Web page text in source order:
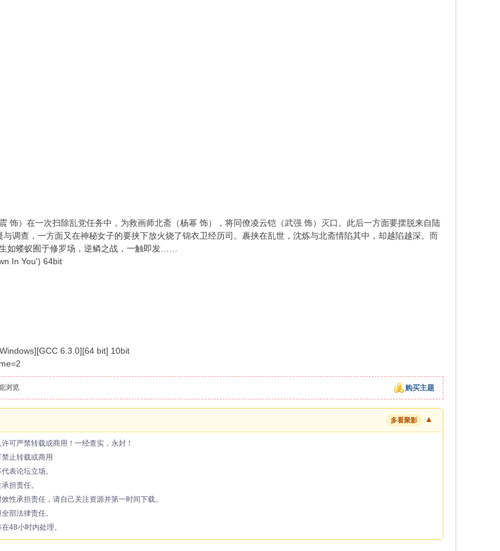
）在一次扫除乱党任务中，为救画师北斋（杨幂 饰），将同僚凌云铠（武强 饰）灭口。此后一方面要摆脱来自陆
调查，一方面又在神秘女子的要挟下放火烧了锦衣卫经历司。裹挟在乱世，沈炼与北斋情陷其中，却越陷越深。而
如蝼蚁囿于修罗场，逆鳞之战，一触即发……
In You') 64bit
6.3.0][64 bit] 10bit
购买主题
浏览
多看聚影 ▼
可严禁转载或商用！一经查实，永封！
止转载或商用
表论坛立场。
担责任。
性承担责任，请自己关注资源并第一时间下载。
部法律责任。
48小时内处理。